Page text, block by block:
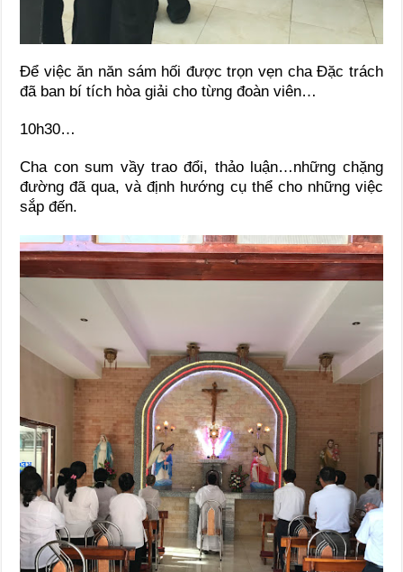
Để việc ăn năn sám hối được trọn vẹn cha Đặc trách
đã ban bí tích hòa giải cho từng đoàn viên…
10h30…
Cha con sum vầy trao đổi, thảo luận…những chặng
đường đã qua, và định hướng cụ thể cho những việc
sắp đến.